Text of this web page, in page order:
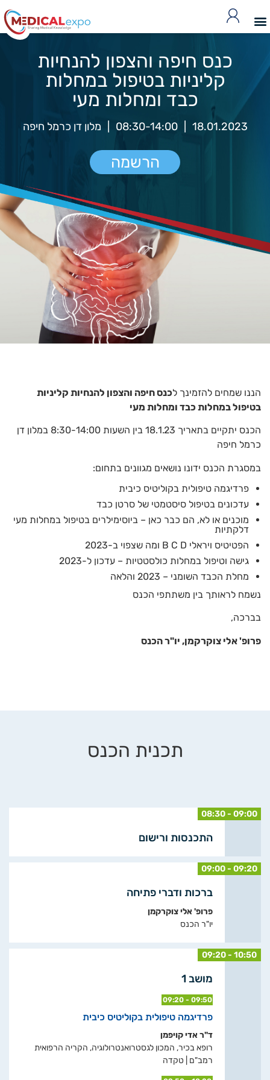
כנס חיפה והצפון להנחיות
קליניות בטיפול במחלות
כבד ומחלות מעי
18.01.2023
08:30-14:00 מלון דן כרמל חיפה
הרשמה
הננו שמחים להזמינך לכנס חיפה והצפון להנחיות קליניות
בטיפול במחלות כבד ומחלות מעי
הכנס יתקיים בתאריך 18.1.23 בין השעות 8:30-14:00 במלון דן
כרמל חיפה
במסגרת הכנס ידונו נושאים מגוונים בתחום:
פרדיגמה טיפולית בקוליטיס כיבית
עדכונים בטיפול סיסטמטי של סרטן כבד
מוכנים או לא, הם כבר כאן – ביוסימילרים בטיפול במחלות מעי
דלקתיות
הפטיטיס ויראלי B C D ומה שצפוי ב-2023
גישה וטיפול במחלות כולסטטיות – עדכון ל-2023
מחלת הכבד השומני – 2023 והלאה
נשמח לראותך בין משתתפי הכנס
בברכה,
פרופ' אלי צוקרקמן, יו"ר הכנס
תכנית הכנס
08:30 - 09:00
התכנסות ורישום
09:00 - 09:20
ברכות ודברי פתיחה
פרופ' אלי צוקרקמן
יו"ר הכנס
09:20 - 10:50
מושב 1
09:20 - 09:50
פרדיגמה טיפולית בקוליטיס כיבית
ד"ר אדי קויפמן
רופא בכיר, המכון לגסטרואנטרולוגיה, הקריה הרפואית
רמב"ם | טקדה